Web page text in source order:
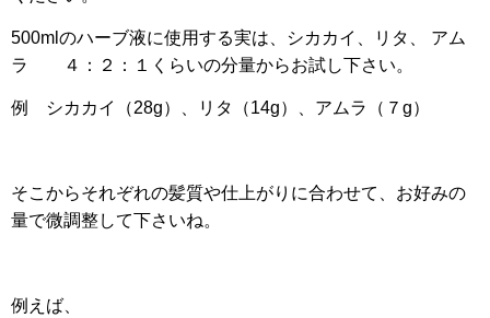
500mlのハーブ液に使用する実は、シカカイ、リタ、 アム
ラ ４：２：１くらいの分量からお試し下さい。
例 シカカイ（28g）、リタ（14g）、アムラ（７g）
そこからそれぞれの髪質や仕上がりに合わせて、お好みの
量で微調整して下さいね。
例えば、